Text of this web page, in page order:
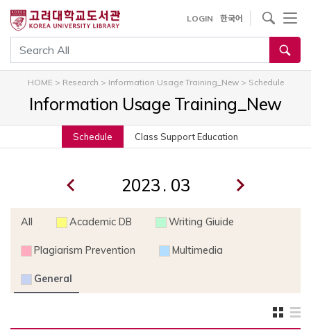
건
기
통합검색
LOGIN 한국어
사이트내 검색
HOME> Research > Information Usage Training_New> Schedule
Information Usage Training_New
Schedule Class Support Education
.
All Academic DB Writing Giuide
Plagiarism Prevention Multimedia
General